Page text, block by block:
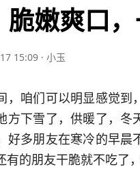
脆嫩爽口
15:09 · 小玉
，咱们可以明显感觉到
方下雪了，供暖了，
好多朋友在寒冷的早
有的朋友干脆就不吃了